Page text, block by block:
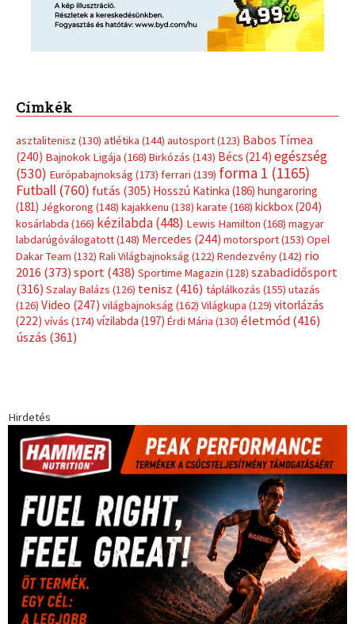
Címkék
asztalitenisz (130) atlétika (144) autosport(123) Babos Tímea
(240) Bajnokok Ligája (168) Birkózás (143) Bécs (214) egészség
(530) Európabajnokság (173) ferrari (139) forma 1 (1165)
Futball (760) futás (305) Hosszú Katinka (186) hungaroring
(181) Jégkorong (148) kajakkenu (138) karate (168) kickbox(204)
kosárlabda (166) kézilabda(448) Lewis Hamilton (168) magyar
labdarúgóválogatott(148) Mercedes (244) motorsport(153) Opel
Dakar Team (132) Rali Világbajnokság (122) Rendezvény(142) rio
2016 (373) sport(438) Sportime Magazin (128) szabadidősport
(316) Szalay Balázs (126) tenisz (416) táplálkozás (155) utazás
(126) Video (247) világbajnokság (162) Világkupa (129) vitorlázás
(222) vívás (174) vízilabda (197) Érdi Mária (130) életmód(416)
úszás (361)
Hirdetés